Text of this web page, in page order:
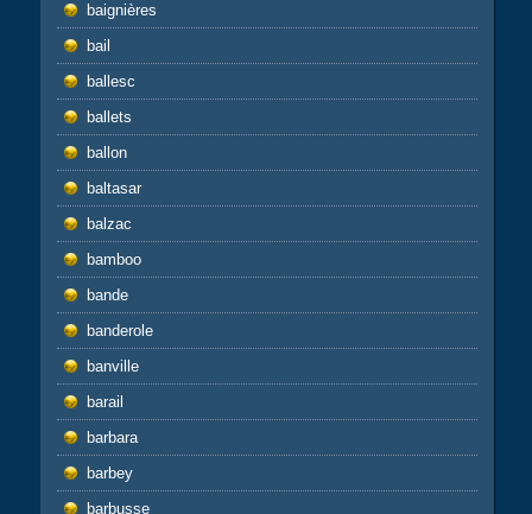
baignières
bail
ballesc
ballets
ballon
baltasar
balzac
bamboo
bande
banderole
banville
barail
barbara
barbey
barbusse